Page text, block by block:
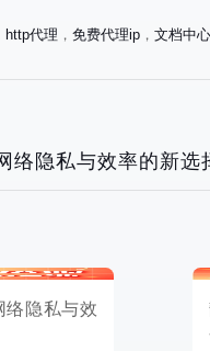
http代理 ， 免费代理ip ， 文档中心
络隐私与效率的新选
私与效
静态
合你的
2025-